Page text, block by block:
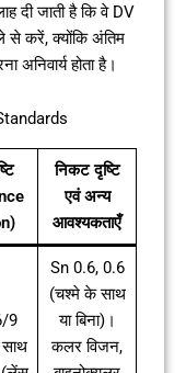
दी जाती है कि वे DV
से करें, क्योंकि अंतिम
अनिवार्य होता है।
निकट दृष्टि
एवं अन्य
आवश्यकताएँ
9
Sn 0.6, 0.6
(चश्मे के साथ
या बिना)।
कलर विजन,